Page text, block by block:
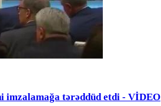
tərəddüd etdi - VİDEO